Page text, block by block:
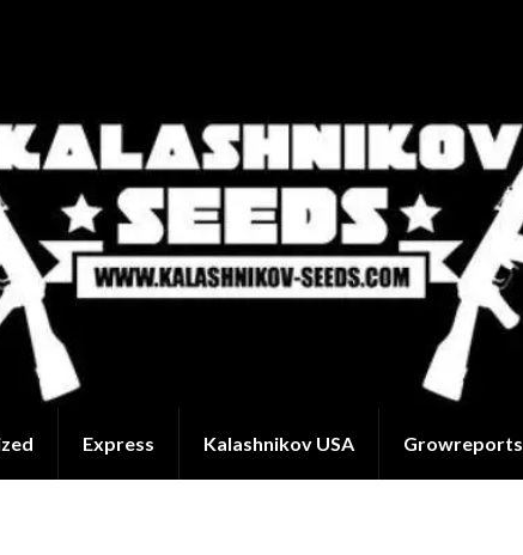
Express Kalashnikov USA Growreports